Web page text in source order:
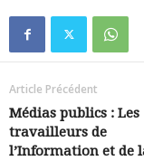
Article Précédent
Médias publics : Les
travailleurs de
l’Information et de